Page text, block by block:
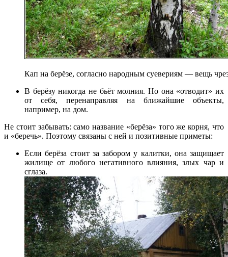
Кап на берёзе, согласно народным суевериям — вещь
В берёзу никогда не бьёт молния. Но она «отводит» их
от себя, перенаправляя на ближайшие объекты,
например, на дом.
Не стоит забывать: само название «берёза» того же корня, что
и «беречь». Поэтому связаны с ней и позитивные приметы:
Если берёза стоит за забором у калитки, она защищает
жилище от любого негативного влияния, злых чар и
сглаза.